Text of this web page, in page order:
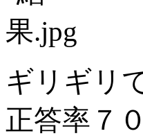
ギリギリ
正答率７